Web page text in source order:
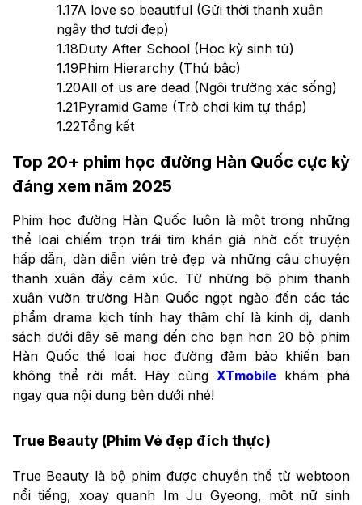
1.17A love so beautiful (Gửi thời thanh xuân
ngây thơ tươi đẹp)
1.18Duty After School (Học kỳ sinh tử)
1.19Phim Hierarchy (Thứ bậc)
1.20All of us are dead (Ngôi trường xác sống)
1.21Pyramid Game (Trò chơi kim tự tháp)
1.22Tổng kết
Top 20+ phim học đường Hàn Quốc cực kỳ
đáng xem năm 2025
Phim học đường Hàn Quốc luôn là một trong những
thể loại chiếm trọn trái tim khán giả nhờ cốt truyện
hấp dẫn, dàn diễn viên trẻ đẹp và những câu chuyện
thanh xuân đầy cảm xúc. Từ những bộ phim thanh
xuân vườn trường Hàn Quốc ngọt ngào đến các tác
phẩm drama kịch tính hay thậm chí là kinh dị, danh
sách dưới đây sẽ mang đến cho bạn hơn 20 bộ phim
Hàn Quốc thể loại học đường đảm bảo khiến bạn
không thể rời mắt. Hãy cùng XTmobile khám phá
ngay qua nội dung bên dưới nhé!
True Beauty (Phim Vẻ đẹp đích thực)
True Beauty là bộ phim được chuyển thể từ webtoon
nổi tiếng, xoay quanh Im Ju Gyeong, một nữ sinh